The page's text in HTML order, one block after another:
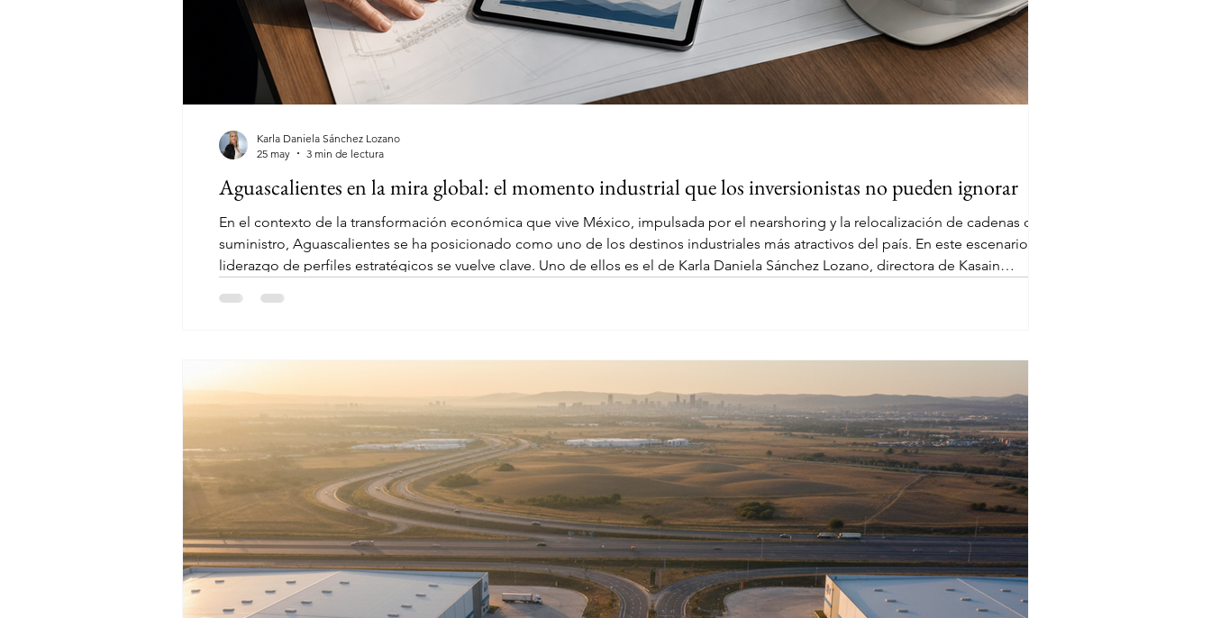
Aguascalientes en la mira global: el momento industrial que los inversionistas no pueden ignorar
En el contexto de la transformación económica que vive México, impulsada por el nearshoring y la relocalización de cadenas de
suministro, Aguascalientes se ha posicionado como uno de los destinos industriales más atractivos del país. En este escenario, el
liderazgo de perfiles estratégicos se vuelve clave. Uno de ellos es el de Karla Daniela Sánchez Lozano, directora de Kasain
Karla Daniela Sánchez Lozano
25 may
3 min de lectura